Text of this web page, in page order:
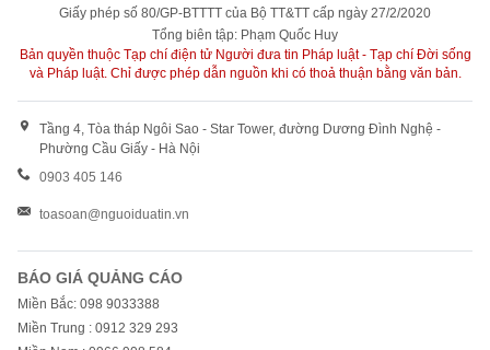
Giấy phép số 80/GP-BTTTT của Bộ TT&TT cấp ngày 27/2/2020
Tổng biên tập: Phạm Quốc Huy
Bản quyền thuộc Tạp chí điện tử Người đưa tin Pháp luật - Tạp chí Đời sống
và Pháp luật. Chỉ được phép dẫn nguồn khi có thoả thuận bằng văn bản.
Tầng 4, Tòa tháp Ngôi Sao - Star Tower, đường Dương Đình Nghệ -
Phường Cầu Giấy - Hà Nội
0903 405 146
toasoan@nguoiduatin.vn
BÁO GIÁ QUẢNG CÁO
Miền Bắc: 098 9033388
Miền Trung : 0912 329 293